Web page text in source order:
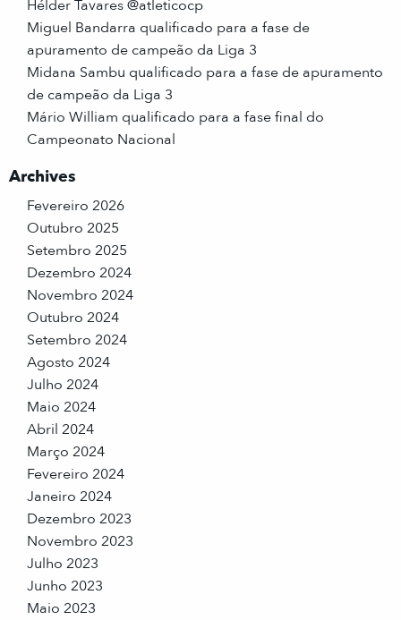
Hélder Tavares @atleticocp
Miguel Bandarra qualificado para a fase de
apuramento de campeão da Liga 3
Midana Sambu qualificado para a fase de apuramento
de campeão da Liga 3
Mário William qualificado para a fase final do
Campeonato Nacional
Archives
Fevereiro 2026
Outubro 2025
Setembro 2025
Dezembro 2024
Novembro 2024
Outubro 2024
Setembro 2024
Agosto 2024
Julho 2024
Maio 2024
Abril 2024
Março 2024
Fevereiro 2024
Janeiro 2024
Dezembro 2023
Novembro 2023
Julho 2023
Junho 2023
Maio 2023